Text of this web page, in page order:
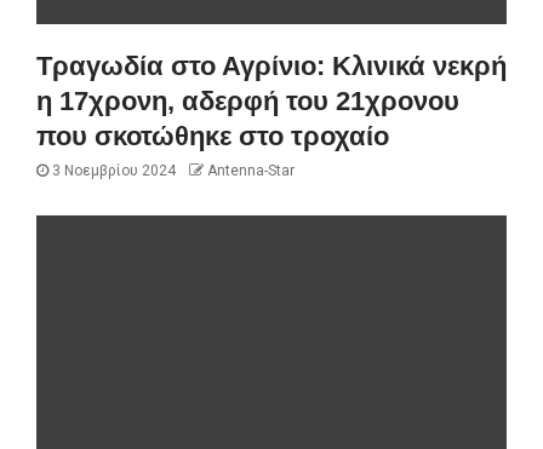
Τραγωδία στο Αγρίνιο: Κλινικά νεκρή
η 17χρονη, αδερφή του 21χρονου
που σκοτώθηκε στο τροχαίο
3 Νοεμβρίου 2024 Antenna-Star